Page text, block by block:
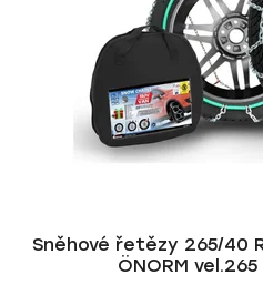
Sněhové řetězy 265/40
ÖNORM